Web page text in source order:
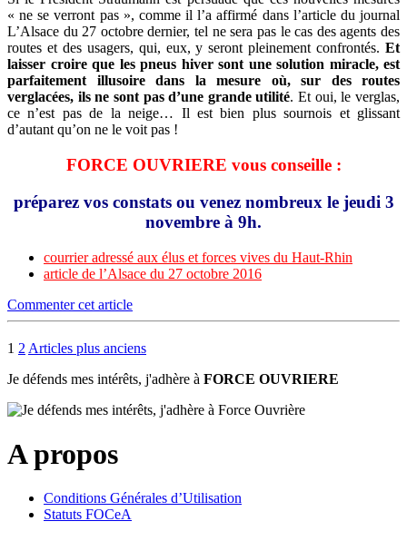
« ne se verront pas », comme il l’a affirmé dans l’article du journal
L’Alsace du 27 octobre dernier, tel ne sera pas le cas des agents des
routes et des usagers, qui, eux, y seront pleinement confrontés. Et
laisser croire que les pneus hiver sont une solution miracle, est
parfaitement illusoire dans la mesure où, sur des routes
verglacées, ils ne sont pas d’une grande utilité. Et oui, le verglas,
ce n’est pas de la neige… Il est bien plus sournois et glissant
d’autant qu’on ne le voit pas !
FORCE OUVRIERE vous conseille :
préparez vos constats ou venez nombreux le jeudi 3
novembre à 9h.
courrier adressé aux élus et forces vives du Haut-Rhin
article de l’Alsace du 27 octobre 2016
Commenter cet article
1 2 Articles plus anciens
Je défends mes intérêts, j'adhère à FORCE OUVRIERE
A propos
Conditions Générales d’Utilisation
Statuts FOCeA